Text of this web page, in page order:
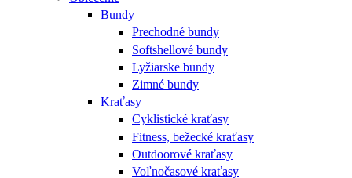
Bundy
Prechodné bundy
Softshellové bundy
Lyžiarske bundy
Zimné bundy
Kraťasy
Cyklistické kraťasy
Fitness, bežecké kraťasy
Outdoorové kraťasy
Voľnočasové kraťasy